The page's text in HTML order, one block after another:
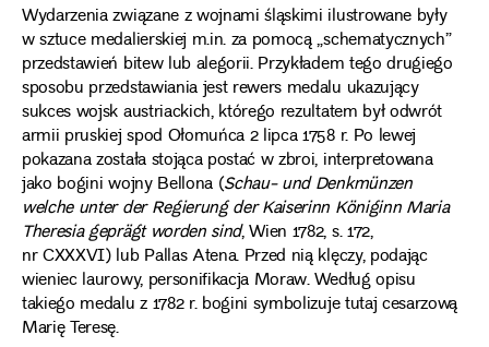
Wydarzenia związane z wojnami śląskimi ilustrowane były
w sztuce medalierskiej m.in. za pomocą „schematycznych”
przedstawień bitew lub alegorii. Przykładem tego drugiego
sposobu przedstawiania jest rewers medalu ukazujący
sukces wojsk austriackich, którego rezultatem był odwrót
armii pruskiej spod Ołomuńca 2 lipca 1758 r. Po lewej
pokazana została stojąca postać w zbroi, interpretowana
jako bogini wojny Bellona (Schau- und Denkmünzen
welche unter der Regierung der Kaiserinn Königinn Maria
Theresia geprägt worden sind, Wien 1782, s. 172,
nr CXXXVI) lub Pallas Atena. Przed nią klęczy, podając
wieniec laurowy, personifikacja Moraw. Według opisu
takiego medalu z 1782 r. bogini symbolizuje tutaj cesarzową
Marię Teresę.